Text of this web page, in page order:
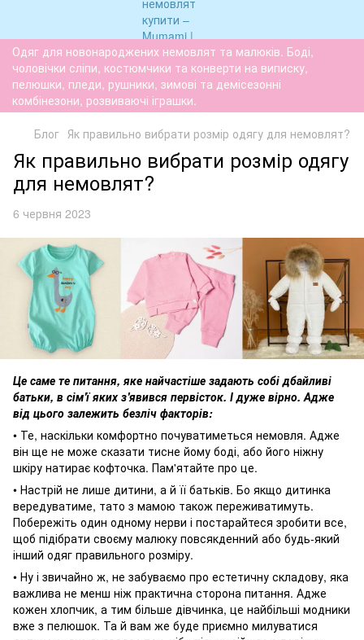
Одяг для новонароджених немовлят та малюків. Боді,
чоловічки сліпи, костюмчики та конверти на виписку,
пелюшки, пледи, рушники, зимові та демісезонні
комбінезони, розвиваючі іграшки.
Блог Як правильно вибрати розмір одягу для немовлят?
Як правильно вибрати розмір одягу
для немовлят?
6 червня 2023
Це саме те питання, яке найчастіше задають собі дбайливі
батьки, в сім'ї яких з'явився первісток. І дуже вірно. Адже
від цього залежить безліч факторів:
• Те, наскільки комфортно почуватиметься немовля. Адже
він ще не може сказати тисне йому боді, або його ніжну
шкіру натирає кофточка. Пам'ятайте про це.
• Настрій не лише дитини, а й її батьків. Бо якщо дитинка
вередуватиме, тато з мамою також переживатимуть.
Побережіть один одному нерви і постарайтеся зробити все,
щоб підібрати своєму малюку повсякденний або будь-який
інший одяг правильного розміру.
• Ну і звичайно ж, не забуваємо про естетичну складову, яка
важлива не менш ніж практична сторона питання. Адже
кожен хлопчик, а тим більше дівчинка, це найбільші модники
вже з пелюшок. Та й вам же буде приємно милуватися